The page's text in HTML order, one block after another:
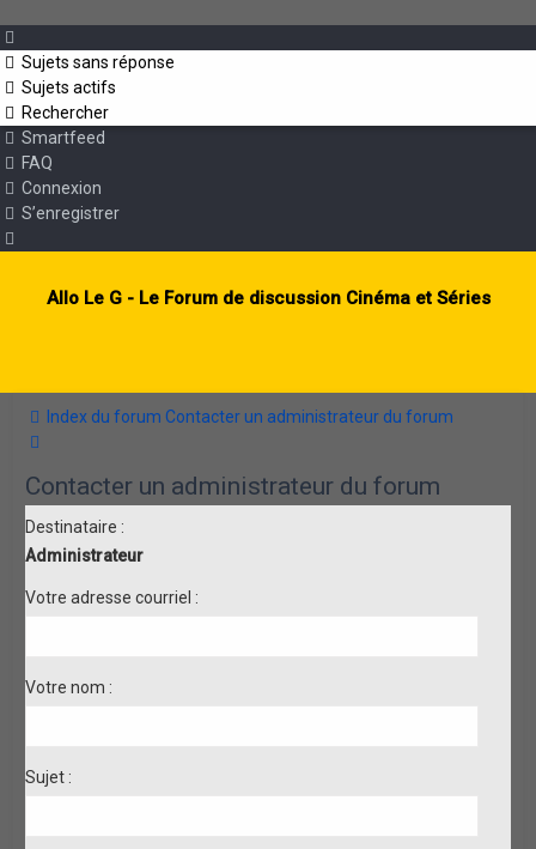
Sujets sans réponse
Sujets actifs
Rechercher
Smartfeed
FAQ
Connexion
S’enregistrer
Allo Le G - Le Forum de discussion Cinéma et Séries
Index du forum Contacter un administrateur du forum
Contacter un administrateur du forum
Destinataire :
Administrateur
Votre adresse courriel :
Votre nom :
Sujet :